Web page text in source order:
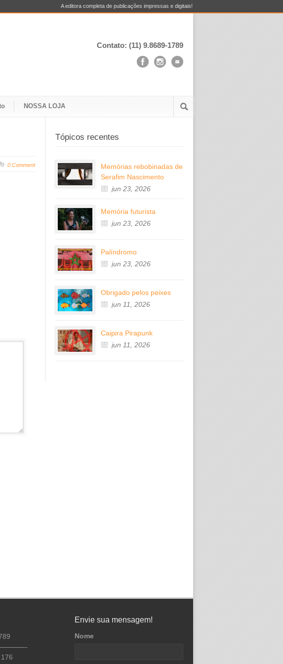
A editora completa de publicações impressas e digitais!
Contato: (11) 9.8689-1789
NOSSA LOJA
0 Comment
Tópicos recentes
Memórias rebobinadas de
Serafim Nascimento
jun 23, 2026
Memória futurista
jun 23, 2026
Palíndromo
jun 23, 2026
Obrigado pelos peixes
jun 11, 2026
Caipira Pirapunk
jun 11, 2026
Envie sua mensagem!
Nome